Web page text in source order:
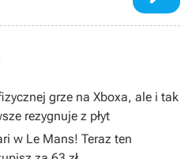
grze na Xboxa, ale i tak
rezygnuje z płyt
w Le Mans! Teraz ten